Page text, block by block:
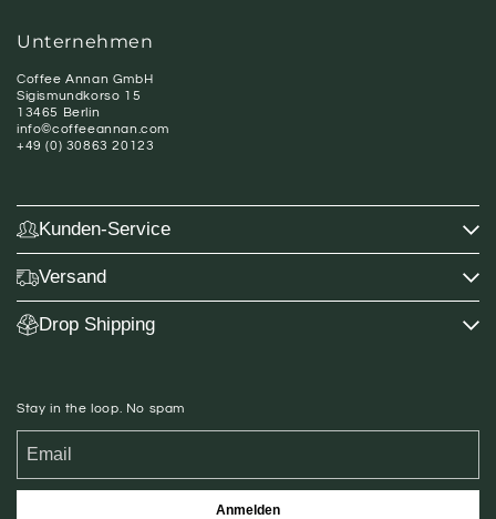
Unternehmen
Coffee Annan GmbH
Sigismundkorso 15
13465 Berlin
info©coffeeannan.com
+49 (0) 30863 20123
Kunden-Service
Versand
Drop Shipping
Stay in the loop. No spam
Anmelden